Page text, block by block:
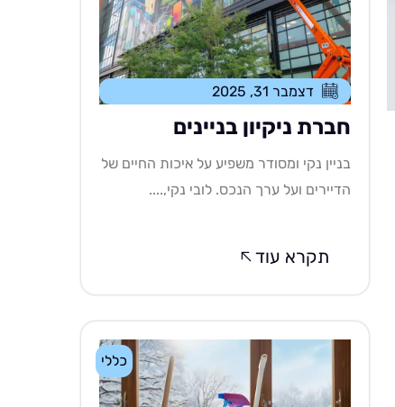
דצמבר 31, 2025
חברת ניקיון בניינים
בניין נקי ומסודר משפיע על איכות החיים של
הדיירים ועל ערך הנכס. לובי נקי,....
תקרא עוד
כללי